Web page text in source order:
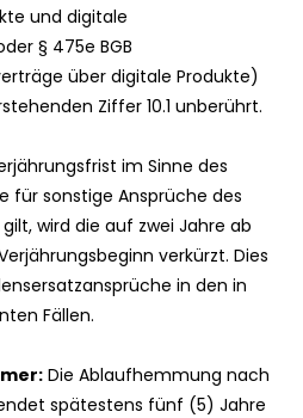
und digitale
§ 475e BGB
über digitale Produkte)
Ziffer 10.1 unberührt.
im Sinne des
für sonstige Ansprüche des
wird die auf zwei Jahre ab
verkürzt. Dies
in den in
Fällen.
Die Ablaufhemmung nach
spätestens fünf (5) Jahre